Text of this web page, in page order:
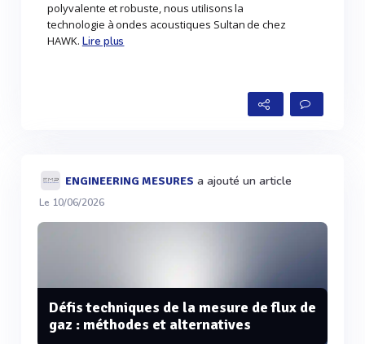
polyvalente et robuste, nous utilisons la
technologie à ondes acoustiques Sultan de chez
HAWK. Lire plus
ENGINEERING MESURES a ajouté un article
Le 10/06/2026
Défis techniques de la mesure de flux de
gaz : méthodes et alternatives